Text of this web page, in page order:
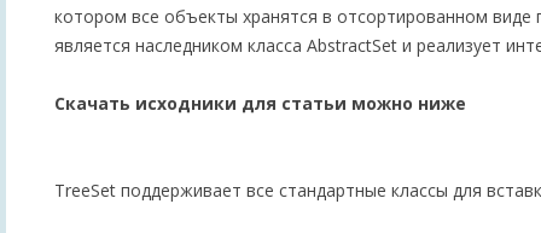
котором все объекты хранятся в отсортированном виде
является наследником класса AbstractSet и реализует
Скачать исходники для статьи можно ниже
TreeSet поддерживает все стандартные классы для